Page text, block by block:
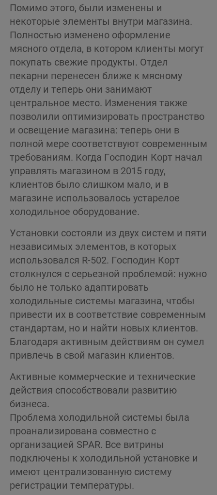
Помимо этого, были изменены и
некоторые элементы внутри магазина.
Полностью изменено оформление
мясного отдела, в котором клиенты могут
покупать свежие продукты. Отдел
пекарни перенесен ближе к мясному
отделу и теперь они занимают
центральное место. Изменения также
позволили оптимизировать пространство
и освещение магазина: теперь они в
полной мере соответствуют современным
требованиям. Когда Господин Корт начал
управлять магазином в 2015 году,
клиентов было слишком мало, и в
магазине использовалось устарелое
холодильное оборудование.
Установки состояли из двух систем и пяти
независимых элементов, в которых
использовался R-502. Господин Корт
столкнулся с серьезной проблемой: нужно
было не только адаптировать
холодильные системы магазина, чтобы
привести их в соответствие современным
стандартам, но и найти новых клиентов.
Благодаря активным действиям он сумел
привлечь в свой магазин клиентов.
Активные коммерческие и технические
действия способствовали развитию
бизнеса.
Проблема холодильной системы была
проанализирована совместно с
организацией SPAR. Все витрины
подключены к холодильной установке и
имеют централизованную систему
регистрации температуры.